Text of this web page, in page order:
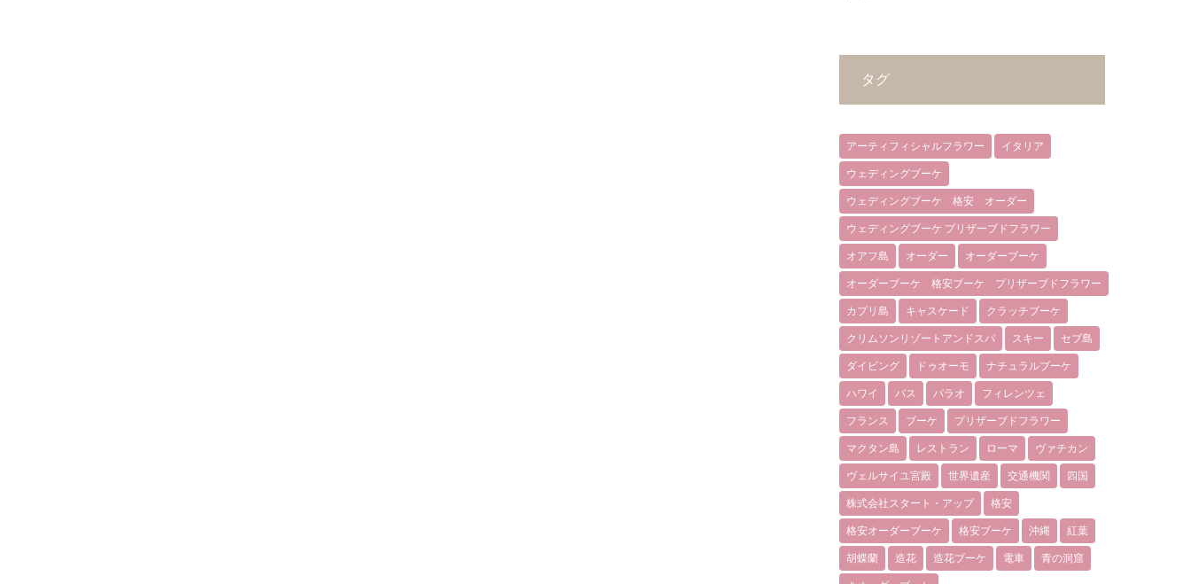
タグ
アーティフィシャルフラワー イタリア
ウェディングブーケ
ウェディングブーケ 格安 オーダー
ウェディングブーケ プリザーブドフラワー
オアフ島 オーダー オーダーブーケ
オーダーブーケ 格安ブーケ プリザーブドフラワー
カプリ島 キャスケード クラッチブーケ
クリムソンリゾートアンドスパ スキー セブ島
ダイビング ドゥオーモ ナチュラルブーケ
ハワイ バス パラオ フィレンツェ
フランス ブーケ プリザーブドフラワー
マクタン島 レストラン ローマ ヴァチカン
ヴェルサイユ宮殿 世界遺産 交通機関 四国
株式会社スタート・アップ 格安
格安オーダーブーケ 格安ブーケ 沖縄 紅葉
胡蝶蘭 造花 造花ブーケ 電車 青の洞窟